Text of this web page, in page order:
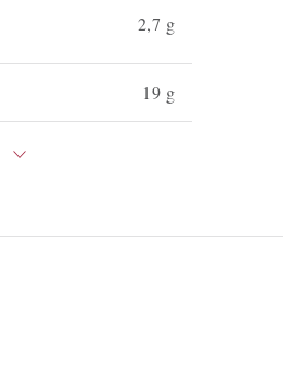
2,7 g
19 g